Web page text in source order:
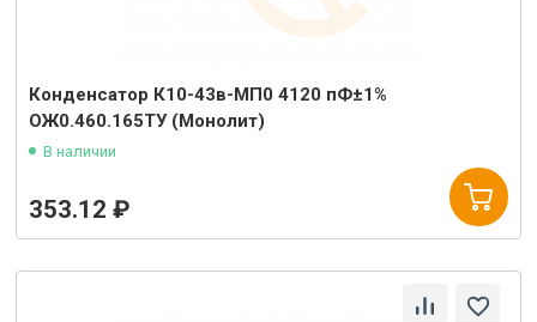
Конденсатор К10-43в-МП0 4120 пФ±1%
ОЖ0.460.165ТУ (Монолит)
В наличии
353.12 ₽